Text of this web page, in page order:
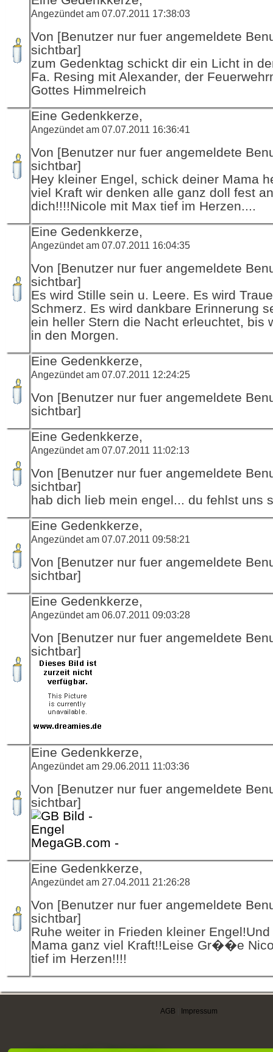
Angezündet am 07.07.2011 17:38:03
Von [Benutzer nur fuer angemeldete
sichtbar]
zum Gedenktag schickt dir ein Licht in
Fa. Resing mit Alexander, der
Gottes Himmelreich
Eine Gedenkkerze,
Angezündet am 07.07.2011 16:36:41
Von [Benutzer nur fuer angemeldete
sichtbar]
Hey kleiner Engel, schick deiner Mama
viel Kraft wir denken alle ganz doll fest an
dich!!!!Nicole mit Max tief im Herzen....
Eine Gedenkkerze,
Angezündet am 07.07.2011 16:04:35
Von [Benutzer nur fuer angemeldete
sichtbar]
Es wird Stille sein u. Leere. Es wird
Schmerz. Es wird dankbare Erinnerung
ein heller Stern die Nacht erleuchtet, bis
in den Morgen.
Eine Gedenkkerze,
Angezündet am 07.07.2011 12:24:25
Von [Benutzer nur fuer angemeldete
sichtbar]
Eine Gedenkkerze,
Angezündet am 07.07.2011 11:02:13
Von [Benutzer nur fuer angemeldete
sichtbar]
hab dich lieb mein engel... du fehlst uns
Eine Gedenkkerze,
Angezündet am 07.07.2011 09:58:21
Von [Benutzer nur fuer angemeldete
sichtbar]
Eine Gedenkkerze,
Angezündet am 06.07.2011 09:03:28
Von [Benutzer nur fuer angemeldete
sichtbar]
Eine Gedenkkerze,
Angezündet am 29.06.2011 11:03:36
Von [Benutzer nur fuer angemeldete
sichtbar]
MegaGB.com -
Eine Gedenkkerze,
Angezündet am 27.04.2011 21:26:28
Von [Benutzer nur fuer angemeldete
sichtbar]
Ruhe weiter in Frieden kleiner
Mama ganz viel Kraft!!Leise Gr��e
tief im Herzen!!!!
AGB Impressum